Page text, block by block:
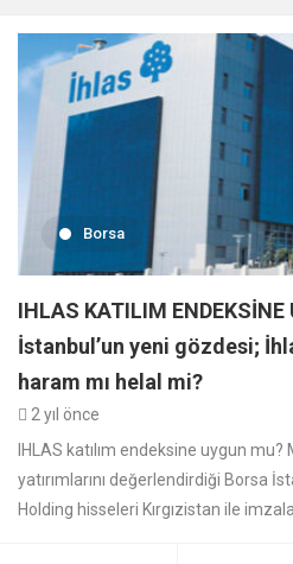
Borsa
IHLAS KATILIM
İstanbul’un yeni gözdesi;
haram mı helal mi?
2 yıl önce
IHLAS katılım endeksine uygun mu?
yatırımlarını değerlendirdiği Borsa
Holding hisseleri Kırgızistan ile